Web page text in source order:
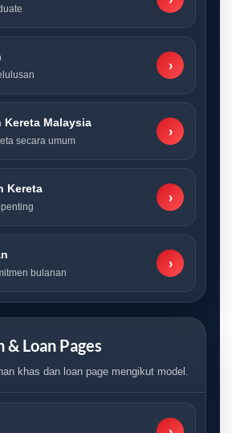
›
Kereta Malaysia
secara umum
›
Kereta
›
bulanan
›
& Loan Pages
khas dan loan page mengikut model.